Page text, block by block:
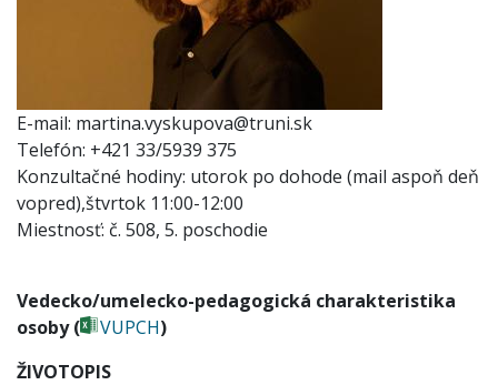
E-mail martina.vyskupova@truni.sk
Telefón +421 33/5939 375
Konzultačné hodiny utorok po dohode (mail aspoň deň
vopred),štvrtok 11:00-12:00
Miestnosť č. 508, 5. poschodie
Vedecko/umelecko-pedagogická charakteristika
osoby (
VUPCH)
ŽIVOTOPIS